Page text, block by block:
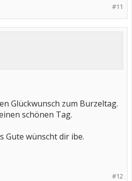
#11
Glückwunsch zum Burzeltag.
schönen Tag.
Gute wünscht dir ibe.
#12